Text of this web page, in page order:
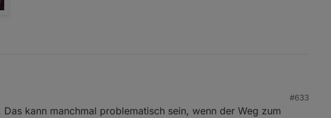
funktioniert auch . Beim zweiten Streifen bin ich angefangen nur leuchtet es
Farben. Habe den Datenpin per Kabel vom ersten auf den zweiten
#633
kann manchmal problematisch sein, wenn der Weg zum